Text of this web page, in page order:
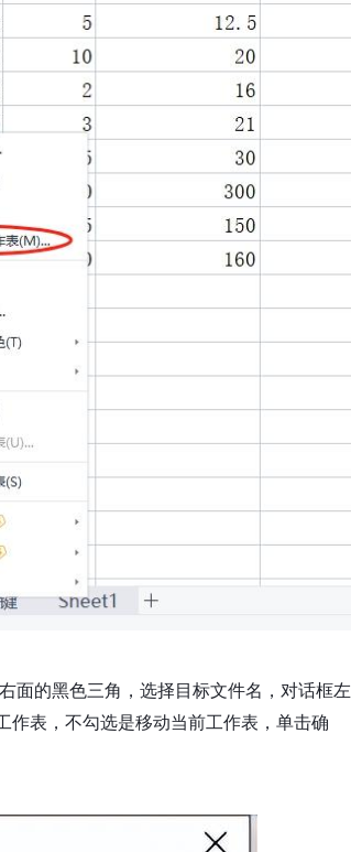
面的黑色三角，选择目标文件名，对话框左
作表，不勾选是移动当前工作表，单击确